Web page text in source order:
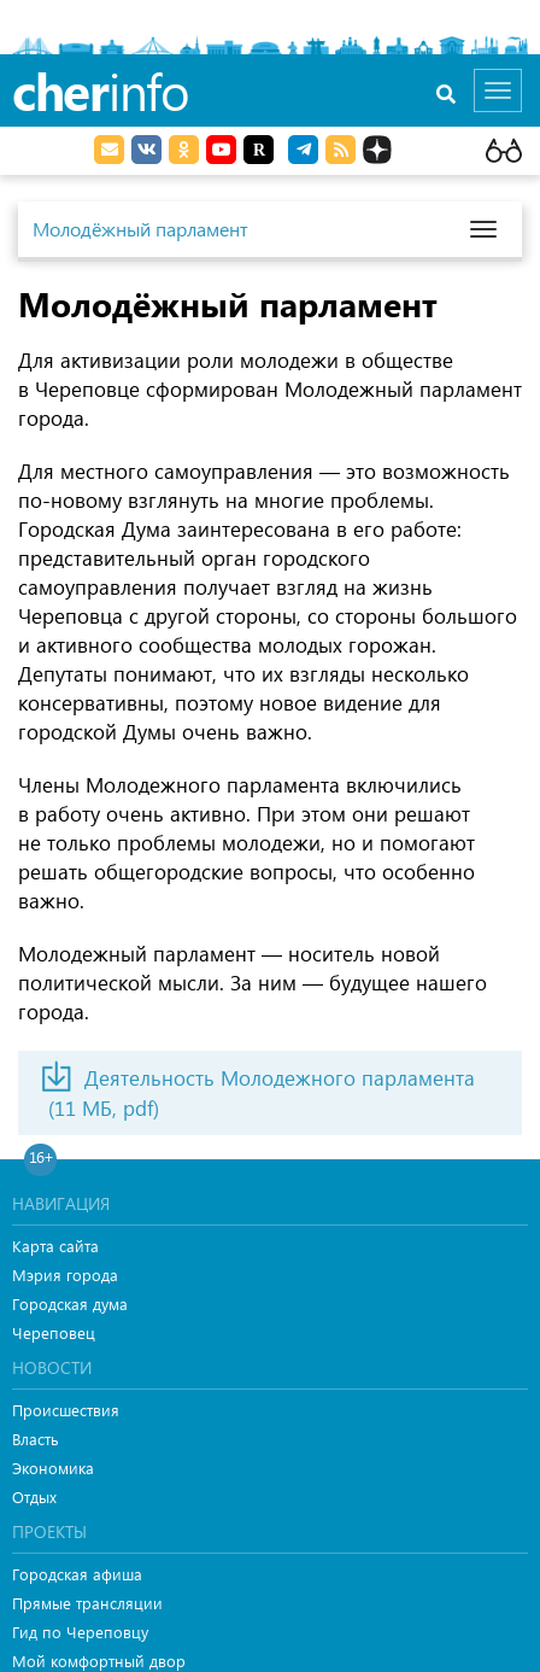
cherinfo
Молодёжный парламент
Молодёжный парламент
Для активизации роли молодежи в обществе
в Череповце сформирован Молодежный парламент
города.
Для местного самоуправления — это возможность
по-новому взглянуть на многие проблемы.
Городская Дума заинтересована в его работе:
представительный орган городского
самоуправления получает взгляд на жизнь
Череповца с другой стороны, со стороны большого
и активного сообщества молодых горожан.
Депутаты понимают, что их взгляды несколько
консервативны, поэтому новое видение для
городской Думы очень важно.
Члены Молодежного парламента включились
в работу очень активно. При этом они решают
не только проблемы молодежи, но и помогают
решать общегородские вопросы, что особенно
важно.
Молодежный парламент — носитель новой
политической мысли. За ним — будущее нашего
города.
Деятельность Молодежного парламента
(11 МБ, pdf)
16+
НАВИГАЦИЯ
Карта сайта
Мэрия города
Городская дума
Череповец
НОВОСТИ
Происшествия
Власть
Экономика
Отдых
ПРОЕКТЫ
Городская афиша
Прямые трансляции
Гид по Череповцу
Мой комфортный двор